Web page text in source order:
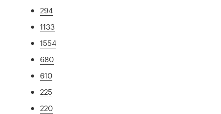
294
1133
1554
680
610
225
220